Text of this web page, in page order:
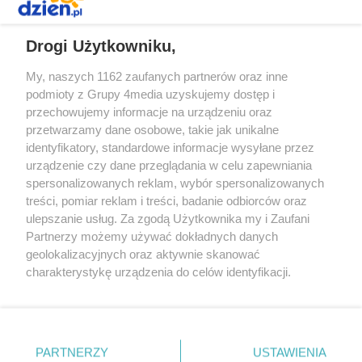
Redakcja Reklama Prywatność
Praca Łódź
the:protocol
Facebook.com
Youtube.com
Drogi Użytkowniku,
My, naszych 1162 zaufanych partnerów oraz inne
podmioty z Grupy 4media uzyskujemy dostęp i
przechowujemy informacje na urządzeniu oraz
przetwarzamy dane osobowe, takie jak unikalne
identyfikatory, standardowe informacje wysyłane przez
urządzenie czy dane przeglądania w celu zapewniania
spersonalizowanych reklam, wybór spersonalizowanych
treści, pomiar reklam i treści, badanie odbiorców oraz
ulepszanie usług. Za zgodą Użytkownika my i Zaufani
Partnerzy możemy używać dokładnych danych
geolokalizacyjnych oraz aktywnie skanować
charakterystykę urządzenia do celów identyfikacji.
zmienić/wycofać klikając przycisk ustawień prywatności
PARTNERZY USTAWIENIA